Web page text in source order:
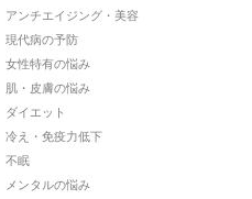
アンチエイジング・美容
現代病の予防
女性特有の悩み
肌・皮膚の悩み
ダイエット
冷え・免疫力低下
不眠
メンタルの悩み